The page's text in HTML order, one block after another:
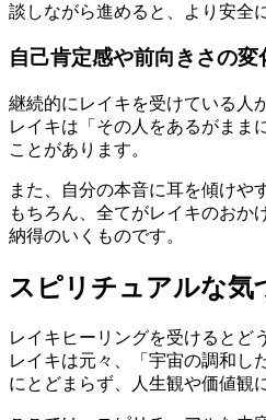
談しながら進めると、より安全
自己肯定感や前向きさの変
継続的にレイキを受けている人
レイキは「その人をあるがまま
ことがあります。
また、自分の本音に耳を傾けや
もちろん、全てがレイキのおか
納得のいくものです。
スピリチュアルな気
レイキヒーリングを受けるとど
レイキは元々、「宇宙の調和し
にとどまらず、人生観や価値観